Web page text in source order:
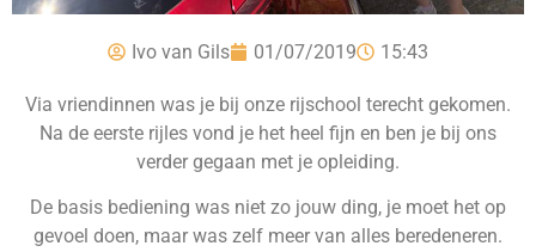
Ivo van Gils 01/07/2019 15:43
Via vriendinnen was je bij onze rijschool terecht gekomen.
Na de eerste rijles vond je het heel fijn en ben je bij ons
verder gegaan met je opleiding.
De basis bediening was niet zo jouw ding, je moet het op
gevoel doen, maar was zelf meer van alles beredeneren.